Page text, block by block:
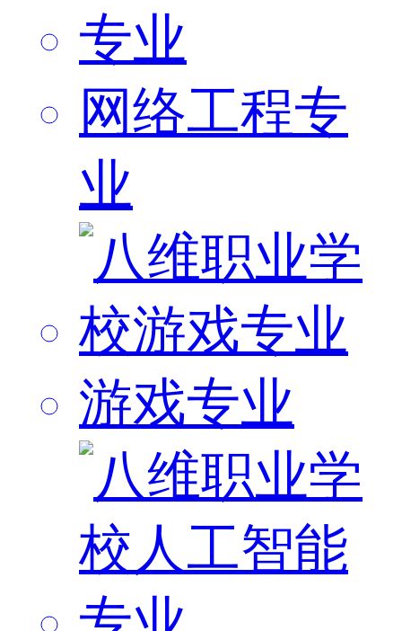
网络工程专
业
游戏专业